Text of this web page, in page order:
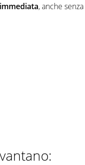
, anche senza